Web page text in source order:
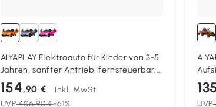
AIYAPLAY Elektroauto für Kinder von 3-5
Jahren, sanfter Antrieb, fernsteuerbar,
mit Hupe, Kunststoff und Metall, Orange
154,90 €
Inkl. MwSt.
UVP406,90 €-61%
UVP